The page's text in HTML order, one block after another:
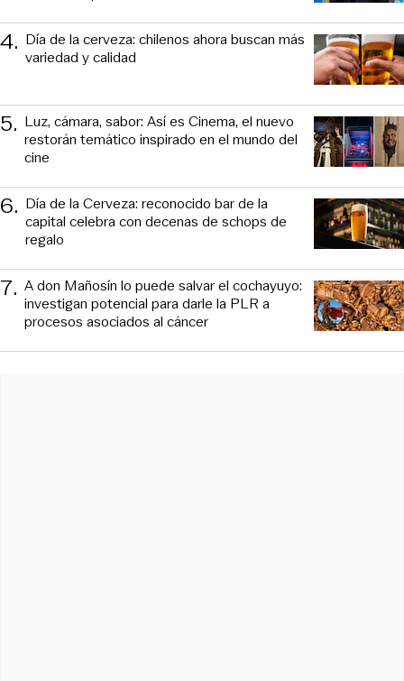
4. Día de la cerveza: chilenos ahora buscan más
variedad y calidad
5. Luz, cámara, sabor: Así es Cinema, el nuevo
restorán temático inspirado en el mundo del
cine
6. Día de la Cerveza: reconocido bar de la
capital celebra con decenas de schops de
regalo
7. A don Mañosín lo puede salvar el cochayuyo:
investigan potencial para darle la PLR a
procesos asociados al cáncer